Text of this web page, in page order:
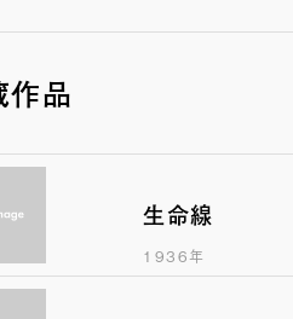
作品
生命線
1936年